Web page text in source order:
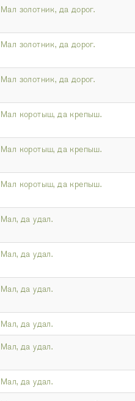
Мал золотник, да дорог.
Мал золотник, да дорог.
Мал золотник, да дорог.
Мал коротыш, да крепыш.
Мал коротыш, да крепыш.
Мал коротыш, да крепыш.
Мал, да удал.
Мал, да удал.
Мал, да удал.
Мал, да удал.
Мал, да удал.
Мал, да удал.